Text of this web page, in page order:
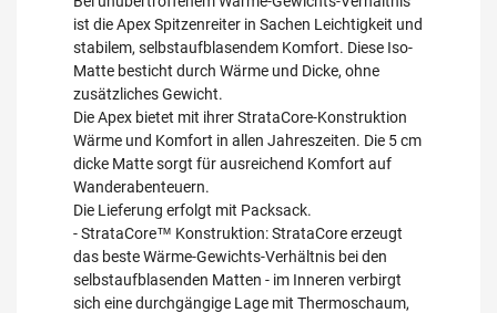
ist die Apex Spitzenreiter in Sachen Leichtigkeit und
stabilem, selbstaufblasendem Komfort. Diese Iso-
Matte besticht durch Wärme und Dicke, ohne
zusätzliches Gewicht.
Die Apex bietet mit ihrer StrataCore-Konstruktion
Wärme und Komfort in allen Jahreszeiten. Die 5 cm
dicke Matte sorgt für ausreichend Komfort auf
Wanderabenteuern.
Die Lieferung erfolgt mit Packsack.
- StrataCore™ Konstruktion: StrataCore erzeugt
das beste Wärme-Gewichts-Verhältnis bei den
selbstaufblasenden Matten - im Inneren verbirgt
sich eine durchgängige Lage mit Thermoschaum,